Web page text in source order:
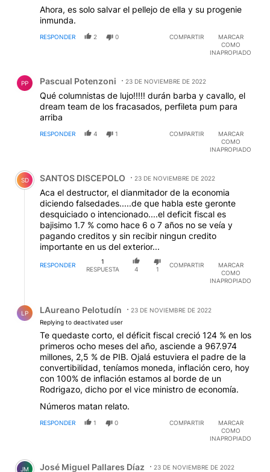
Ahora, es solo salvar el pellejo de ella y su progenie
inmunda.
RESPONDER 2 0 COMPARTIR
MARCAR
COMO
INAPROPIADO
PP Pascual Potenzoni 23 DE NOVIEMBRE DE 2022
Qué columnistas de lujo!!!!! durán barba y cavallo, el
dream team de los fracasados, perfileta pum para
arriba
RESPONDER 4 1 COMPARTIR
MARCAR
COMO
INAPROPIADO
Comentario de SANTOS DISCEPOLO.
SD SANTOS DISCEPOLO 23 DE NOVIEMBRE DE 2022
Aca el destructor, el dianmitador de la economia
diciendo falsedades.....de que habla este geronte
desquiciado o intencionado....el deficit fiscal es
bajisimo 1.7 % como hace 6 o 7 años no se veía y
pagando creditos y sin recibir ningun credito
importante en us del exterior...
RESPONDER
1
RESPUESTA
4 1
COMPARTIR
MARCAR
COMO
INAPROPIADO
LP LAureano Pelotudín
23 DE NOVIEMBRE DE 2022
Replying to deactivated user
Te quedaste corto, el déficit fiscal creció 124 % en los
primeros ocho meses del año, asciende a 967.974
millones, 2,5 % de PIB. Ojalá estuviera el padre de la
convertibilidad, teníamos moneda, inflación cero, hoy
con 100% de inflación estamos al borde de un
Rodrigazo, dicho por el vice ministro de economía.
Números matan relato.
RESPONDER 1 0 COMPARTIR
MARCAR
COMO
INAPROPIADO
Comentario de José Miguel Pallares Díaz.
JM José Miguel Pallares Díaz 23 DE NOVIEMBRE DE 2022